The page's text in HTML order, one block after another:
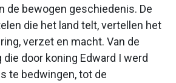
de bewogen geschiedenis. De
die het land telt, vertellen het
verzet en macht. Van de
door koning Edward I werd
te bedwingen, tot de